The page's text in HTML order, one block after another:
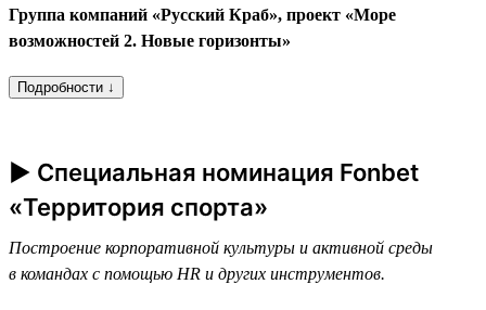
Группа компаний «Русский Краб», проект «Море
возможностей 2. Новые горизонты»
Подробности ↓
► Специальная номинация Fonbet
«Территория спорта»
Построение корпоративной культуры и активной среды
в командах с помощью HR и других инструментов.